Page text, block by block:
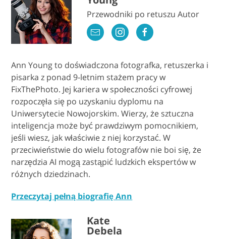
Przewodniki po retuszu Autor
Ann Young to doświadczona fotografka, retuszerka i
pisarka z ponad 9-letnim stażem pracy w
FixThePhoto. Jej kariera w społeczności cyfrowej
rozpoczęła się po uzyskaniu dyplomu na
Uniwersytecie Nowojorskim. Wierzy, że sztuczna
inteligencja może być prawdziwym pomocnikiem,
jeśli wiesz, jak właściwie z niej korzystać. W
przeciwieństwie do wielu fotografów nie boi się, że
narzędzia AI mogą zastąpić ludzkich ekspertów w
różnych dziedzinach.
Przeczytaj pełną biografię Ann
Kate
Debela